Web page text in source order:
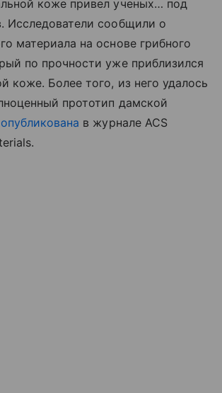
коже привел ученых… под
Исследователи сообщили о
материала на основе грибного
по прочности уже приблизился
коже. Более того, из него удалось
прототип дамской
опубликована в журнале ACS